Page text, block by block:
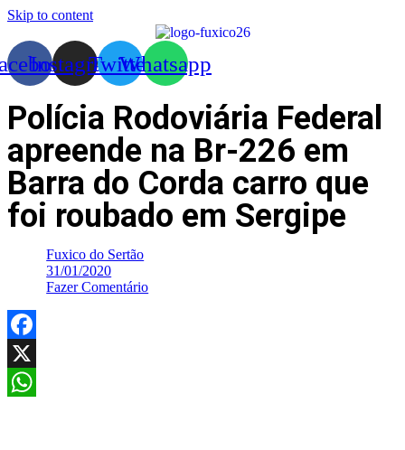
Skip to content
InstagramTwitterWhatsapp
Polícia Rodoviária Federal
apreende na Br-226 em
Barra do Corda carro que
foi roubado em Sergipe
Fuxico do Sertão
31/01/2020
Fazer Comentário
Facebook
X